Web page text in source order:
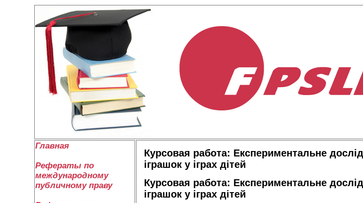
Главная
Рефераты по
международному
публичному праву
Курсовая работа: Експериментальне
іграшок у іграх дітей
Курсовая работа: Експериментальне
іграшок у іграх дітей